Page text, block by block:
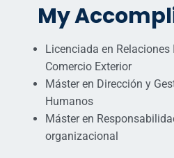
My
Licenciada en
Comercio Exterior
Máster en Dirección y
Humanos
Máster en
organizacional